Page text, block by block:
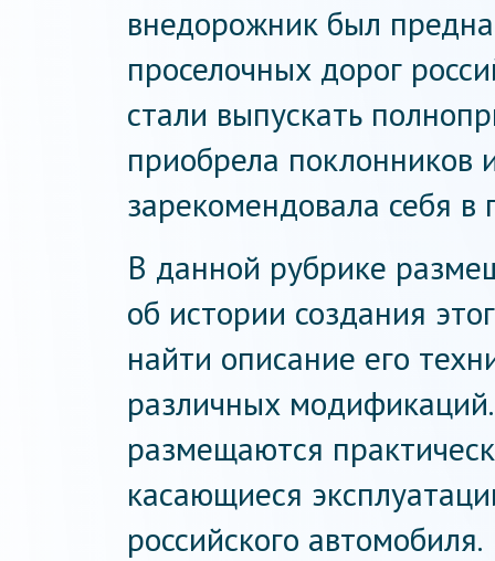
внедорожник был
проселочных дорог
стали выпускать
приобрела поклонников
зарекомендовала себя в
В данной рубрике
об истории создания
найти описание его
различных
размещаются
касающиеся
российского автомобиля.